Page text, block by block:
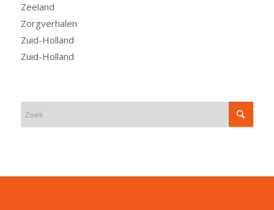
Zeeland
Zorgverhalen
Zuid-Holland
Zuid-Holland